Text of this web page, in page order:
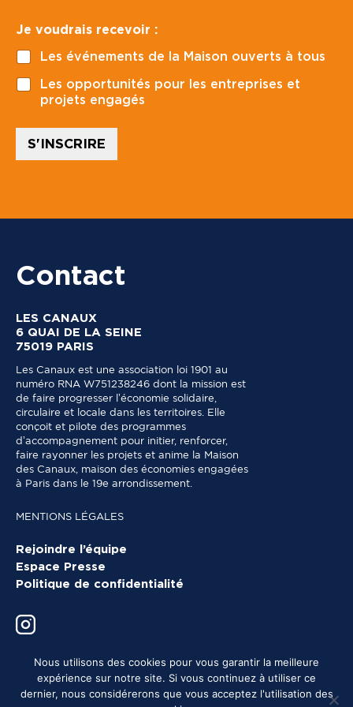
t
a
l
e
n
*
p
o
s
t
a
Je voudrais recevoir :
Les événements de la Maison ouverts à tous
Les opportunités pour les entreprises et
projets engagés
S'INSCRIRE
Contact
LES CANAUX
6 QUAI DE LA SEINE
75019 PARIS
Les Canaux est une association loi 1901 au
numéro RNA W751238246 dont la mission est
de faire progresser l’économie solidaire,
circulaire et locale dans les territoires. Elle
conçoit et pilote des programmes
d’accompagnement pour initier, renforcer,
faire rayonner les projets et anime la Maison
des Canaux, maison des économies engagées
à Paris dans le 19e arrondissement.
MENTIONS LÉGALES
Rejoindre l’équipe
Espace Presse
Politique de confidentialité
Nous utilisons des cookies pour vous garantir la meilleure
expérience sur notre site. Si vous continuez à utiliser ce
dernier, nous considérerons que vous acceptez l'utilisation des